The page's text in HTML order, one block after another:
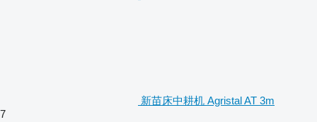
新苗床中耕机 Agristal AT 3m
7